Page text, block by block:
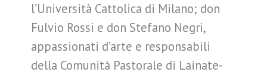
l’Università Cattolica di Milano; don
Fulvio Rossi e don Stefano Negri,
appassionati d’arte e responsabili
della Comunità Pastorale di Lainate-